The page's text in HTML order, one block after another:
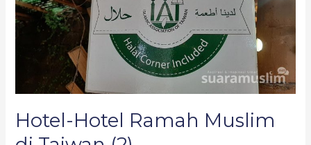
Hotel-Hotel Ramah Muslim
di
Taiwan
(2)